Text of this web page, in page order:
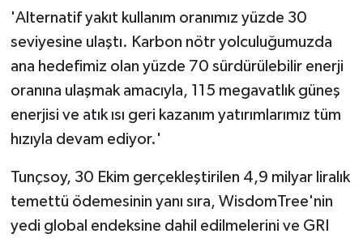
'Alternatif yakıt kullanım oranımız yüzde 30
seviyesine ulaştı. Karbon nötr yolculuğumuzda
ana hedefimiz olan yüzde 70 sürdürülebilir enerji
oranına ulaşmak amacıyla, 115 megavatlık güneş
enerjisi ve atık ısı geri kazanım yatırımlarımız tüm
hızıyla devam ediyor.'
Tunçsoy, 30 Ekim gerçekleştirilen 4,9 milyar liralık
temettü ödemesinin yanı sıra, WisdomTree'nin
yedi global endeksine dahil edilmelerini ve GRI